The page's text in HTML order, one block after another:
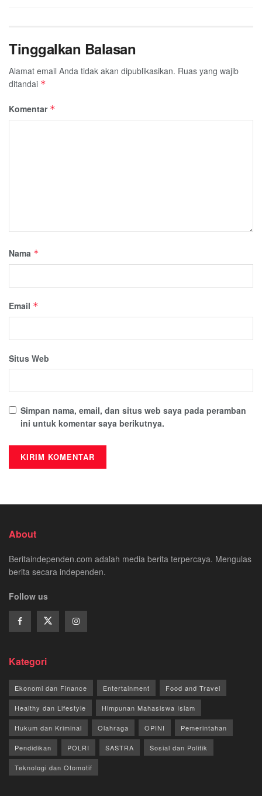
Tinggalkan Balasan
Alamat email Anda tidak akan dipublikasikan. Ruas yang wajib
ditandai *
Komentar *
Nama *
Email *
Situs Web
Simpan nama, email, dan situs web saya pada peramban
ini untuk komentar saya berikutnya.
About
Beritaindependen.com adalah media berita terpercaya. Mengulas
berita secara independen.
Follow us
Kategori
Ekonomi dan Finance Entertainment Food and Travel
Healthy dan Lifestyle Himpunan Mahasiswa Islam
Hukum dan Kriminal Olahraga OPINI Pemerintahan
Pendidikan POLRI SASTRA Sosial dan Politik
Teknologi dan Otomotif